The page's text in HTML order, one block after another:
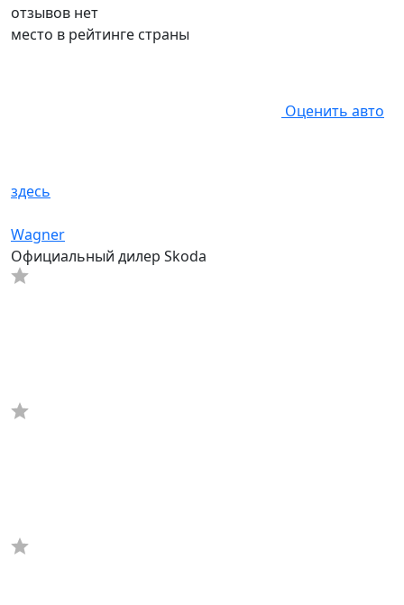
отзывов нет
место в рейтинге страны
Оценить авто
здесь
Wagner
Официальный дилер Skoda